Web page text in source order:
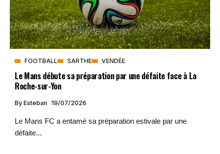
FOOTBALL SARTHE VENDÉE
Le Mans débute sa préparation par une défaite face à La
Roche-sur-Yon
By Esteban 19/07/2026
Le Mans FC a entamé sa préparation estivale par une
défaite...